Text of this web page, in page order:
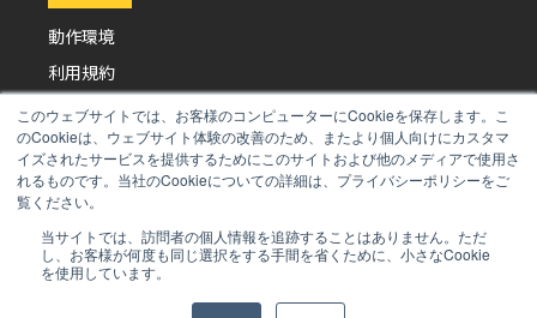
このウェブサイトでは、お客様のコンピューターにCookieを保存します。こ
のCookieは、ウェブサイト体験の改善のため、またより個人向けにカスタマ
イズされたサービスを提供するためにこのサイトおよび他のメディアで使用さ
れるものです。当社のCookieについての詳細は、プライバシーポリシーをご
覧ください。
当サイトでは、訪問者の個人情報を追跡することはありません。ただ
し、お客様が何度も同じ選択をする手間を省くために、小さなCookie
を使用しています。
動作環境
利用規約
プライバシ
ーポリシー
特定商取引
法に基づく
表示